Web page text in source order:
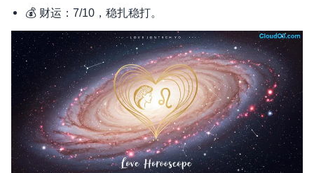
💰 财运：7/10，稳扎稳打。